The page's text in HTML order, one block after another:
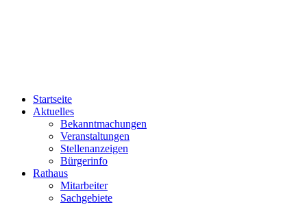
Startseite
Aktuelles
Bekanntmachungen
Veranstaltungen
Stellenanzeigen
Bürgerinfo
Rathaus
Mitarbeiter
Sachgebiete